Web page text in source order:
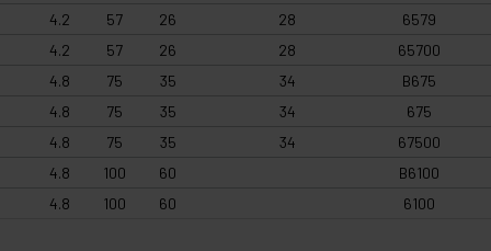
4.2
57 26 28
6579
4.2
57 26 28
65700
4.8
75 35 34
B675
4.8
75 35 34
675
4.8
75 35 34
67500
4.8
100 60
B6100
4.8
100 60 6100